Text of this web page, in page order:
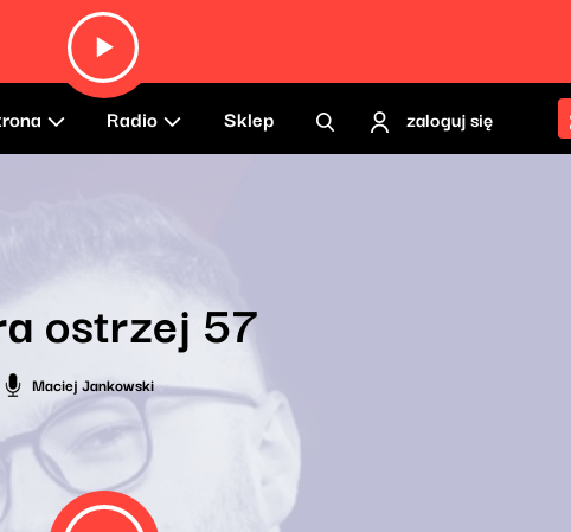
Radio Sklep zaloguj się
ostrzej 57
Maciej Jankowski